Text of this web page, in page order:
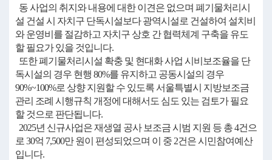
동 사업의 취지와 내용에 대한 이견은 없으며 폐기물처리시
설 건설 시 자치구 단독시설보다 광역시설로 건설하여 설치비
와 운영비를 절감하고 자치구 상호 간 협력체계 구축을 유도
할 필요가 있을 것입니다.
또한 폐기물처리시설 확충 및 현대화 사업 시비보조율을 단
독시설의 경우 현행 80%를 유지하고 공동시설의 경우
90%~100%로 상향 지원할 수 있도록 서울특별시 지방보조금
관리 조례 시행규칙 개정에 대해서도 심도 있는 검토가 필요
할 것으로 판단됩니다.
2025년 신규사업은 재생열 공사 보조금 시범 지원 등 총 4건으
로 30억 7,500만 원이 편성되었으며 이 중 2건은 시민참여예산
입니다.